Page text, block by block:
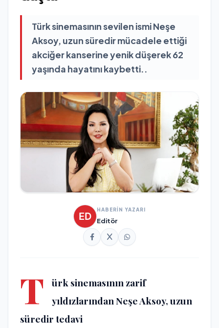
Türk sinemasının sevilen ismi Neşe
Aksoy, uzun süredir mücadele ettiği
akciğer kanserine yenik düşerek 62
yaşında hayatını kaybetti..
HABERİN YAZARI
Editör
T
ürk sinemasının zarif
yıldızlarından Neşe Aksoy, uzun
süredir tedavi